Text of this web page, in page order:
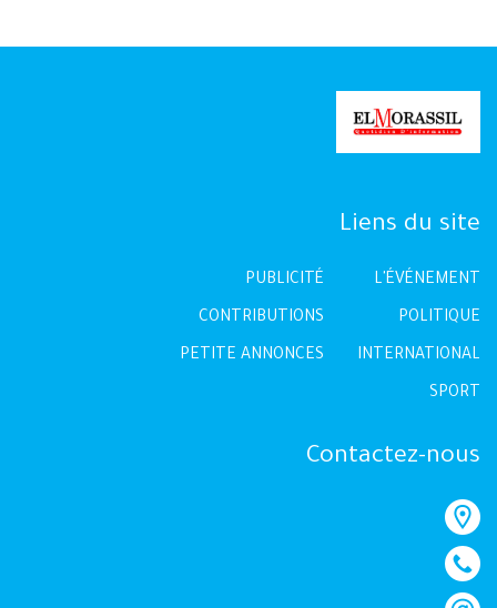
Liens du site
L'ÉVÉNEMENT
POLITIQUE
INTERNATIONAL
SPORT
PUBLICITÉ
CONTRIBUTIONS
PETITE ANNONCES
Contactez-nous